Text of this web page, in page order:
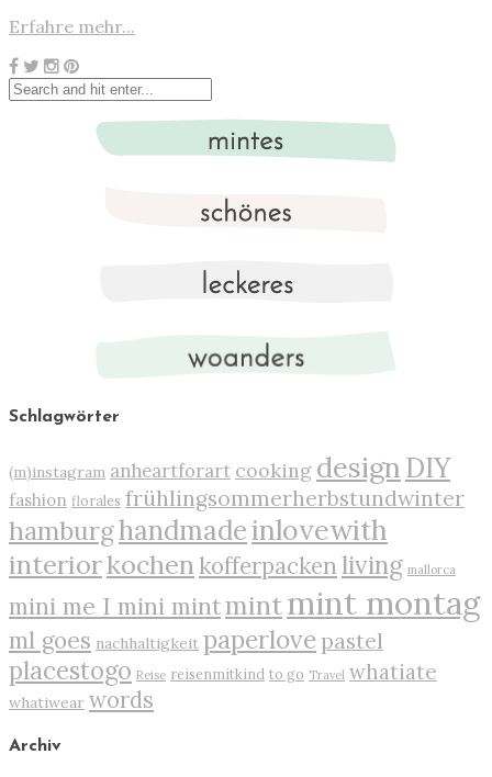
Erfahre mehr...
Schlagwörter
(m)instagram anheartforart cooking designDIY
fashion florales frühlingsommerherbstundwinter
hamburghandmadeinlovewith
interiorkochenkofferpackenliving mallorca
mini me I mini mintmintmint montag
ml goes nachhaltigkeit paperlove pastel
placestogo Reise reisenmitkind to go Travel whatiate
whatiwear words
Archiv